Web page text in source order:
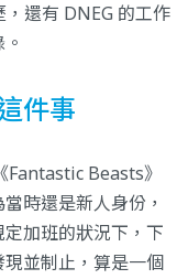
還有 DNEG 的工作
件事
Fantastic Beasts》
時還是新人身份，
加班的狀況下，下
並制止，算是一個